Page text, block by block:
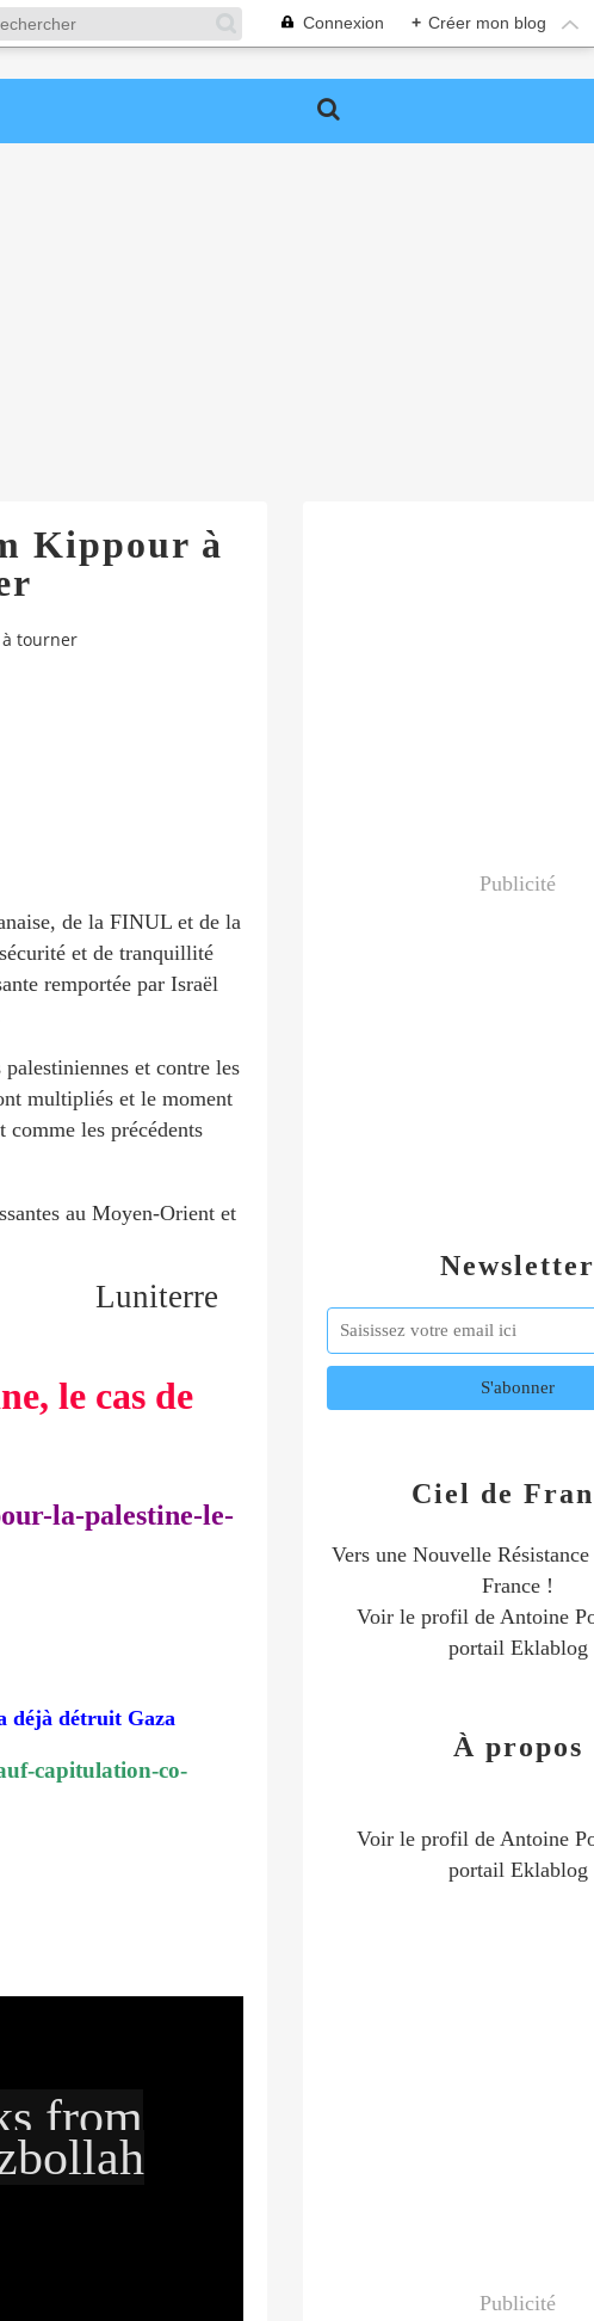
Connexion + Créer mon blog
Kippour à
à tourner
de la FINUL et de la
et de tranquillité
remportée par Israël
et contre les
multipliés et le moment
les précédents
au Moyen-Orient et
Luniterre
le cas de
la-palestine-le-
déjà détruit Gaza
capitulation-co-
from
Newsletter
Publicité
Ciel de
Vers une Nouvelle
France !
Voir le profil de Antoine
portail Eklablog
À propos
Voir le profil de Antoine
portail Eklablog
Publicité